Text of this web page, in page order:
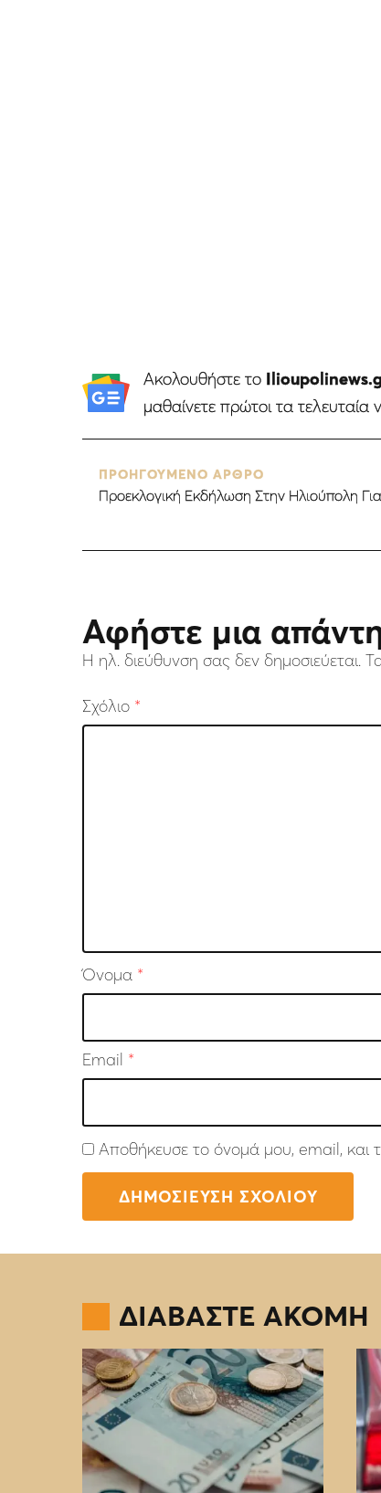
Ακολουθήστε το
μαθαίνετε πρώτοι τα
ΠΡΟΗΓΟΥΜΕΝΟ ΑΡΘΡΟ
Προεκλογική Εκδήλωση Στην Ηλιούπολη
Αφήστε μια
Η ηλ. διεύθυνση σας δεν δημοσιεύεται.
Σχόλιο *
Όνομα *
Email *
Αποθήκευσε το όνομά μου, email, και
ΔΙΑΒΑΣΤΕ ΑΚΟΜΗ